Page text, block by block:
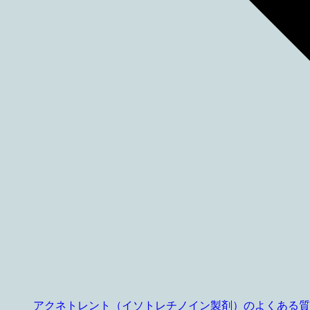
アクネトレント（イソトレチノイン製剤）のよくある